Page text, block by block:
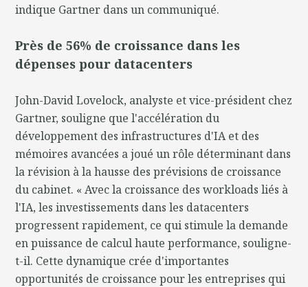
indique Gartner dans un communiqué.
Près de 56% de croissance dans les
dépenses pour datacenters
John-David Lovelock, analyste et vice-président chez
Gartner, souligne que l'accélération du
développement des infrastructures d'IA et des
mémoires avancées a joué un rôle déterminant dans
la révision à la hausse des prévisions de croissance
du cabinet. « Avec la croissance des workloads liés à
l'IA, les investissements dans les datacenters
progressent rapidement, ce qui stimule la demande
en puissance de calcul haute performance, souligne-
t-il. Cette dynamique crée d'importantes
opportunités de croissance pour les entreprises qui